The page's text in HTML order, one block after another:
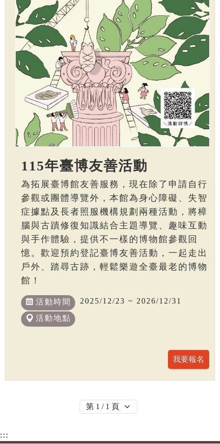
115年臺博友善活動
為拓展臺博館友善服務，現在除了申請自行
參觀或團體導覽外，本館為身心障礙、失智
症據點及長者照服機構規劃兩種活動，將樟
腦與古蹟修復知識結合主題導覽、趣味互動
與手作體驗，提供不一樣的博物館參觀回
憶。歡迎預約登記臺博友善活動，一起走出
戶外、踏尋古跡，輕鬆樂遊全臺最老的博物
館！
活動時間 2025/12/23 ~ 2026/12/31
活動地點
:::